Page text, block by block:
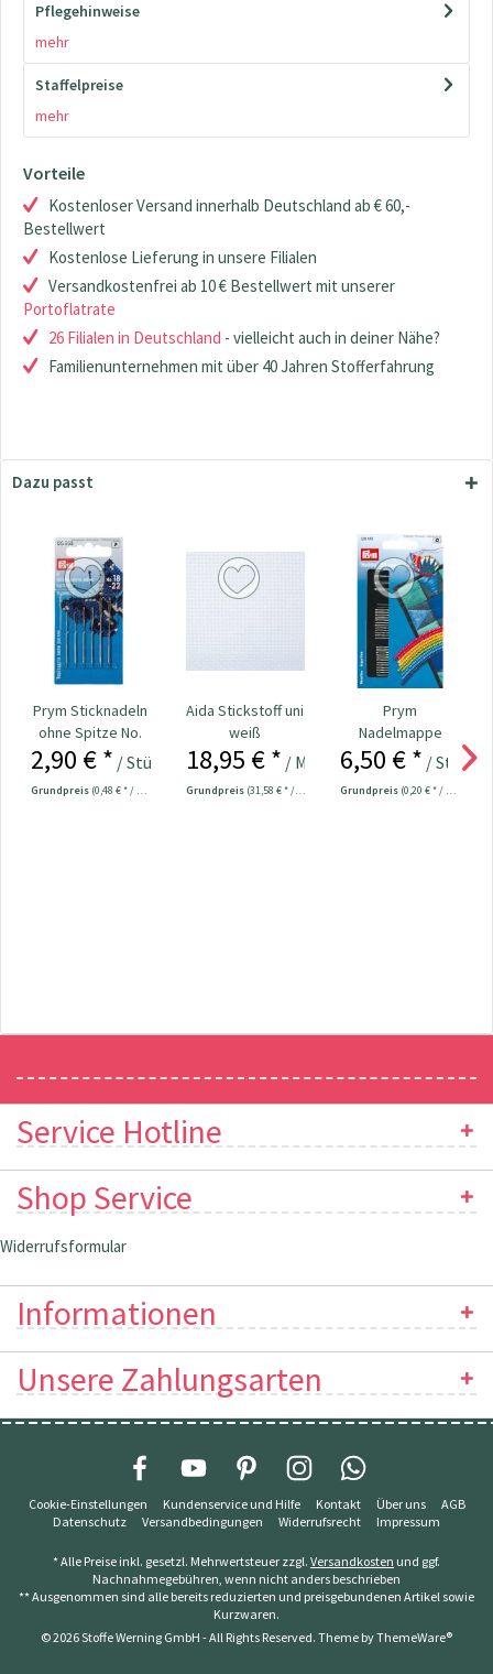
Pflegehinweise
mehr
Staffelpreise
mehr
Vorteile
Kostenloser Versand innerhalb Deutschland ab € 60,-
Bestellwert
Kostenlose Lieferung in unsere Filialen
Versandkostenfrei ab 10 € Bestellwert mit unserer
Portoflatrate
26 Filialen in Deutschland - vielleicht auch in deiner Nähe?
Familienunternehmen mit über 40 Jahren Stofferfahrung
Dazu passt
Prym Sticknadeln
ohne Spitze No.
18-22 Nr. 125559
2,90 € * / Stück
Grundpreis (0,48 € * / 1 Stück)
Aida Stickstoff uni
weiß
18,95 € * / Meter
Grundpreis (31,58 € * / 1 m²)
Prym
Nadelmappe
Hobby Nr. 128185
6,50 € * / Stück
Grundpreis (0,20 € * / 1 Stück)
Service Hotline
Shop Service
Widerrufsformular
Informationen
Unsere Zahlungsarten
Cookie-Einstellungen Kundenservice und Hilfe Kontakt Über uns
AGB
Datenschutz
Versandbedingungen Widerrufsrecht Impressum
* Alle Preise inkl. gesetzl. Mehrwertsteuer zzgl. Versandkosten und ggf.
Nachnahmegebühren, wenn nicht anders beschrieben
** Ausgenommen sind alle bereits reduzierten und preisgebundenen Artikel sowie
Kurzwaren.
© 2026 Stoffe Werning GmbH - All Rights Reserved. Theme byThemeWare®